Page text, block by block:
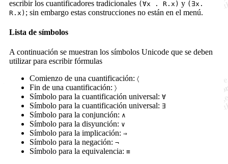
escribir los cuantificadores tradicionales (∀x . R.x) y (∃x.
R.x) ; sin embargo estas construcciones no están en el menú.
Lista de símbolos
A continuación se muestran los símbolos Unicode que se deben
utilizar para escribir fórmulas
Comienzo de una cuantificación: 〈
Fin de una cuantificación: 〉
Símbolo para la cuantificación universal: ∀
Símbolo para la cuantificación universal: ∃
Símbolo para la conjunción: ∧
Símbolo para la disyunción: ∨
Símbolo para la implicación: ⇒
Símbolo para la negación: ¬
Símbolo para la equivalencia: ≡